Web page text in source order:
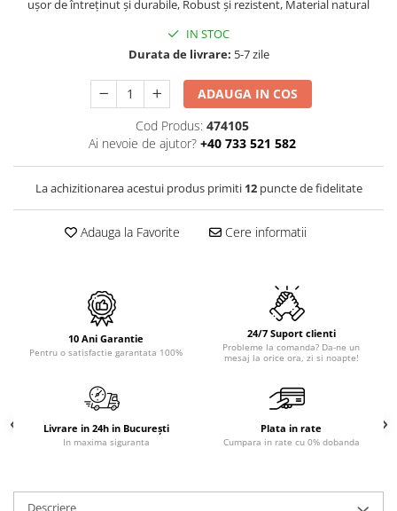
QUADRIX COMPOZIT
SETURI CHIUVETA DE BUCATARIE SI
SITE / COSURI INOX
Mixere și blendere
Sisteme pentru apa pură
ușor de întreținut și durabile, Robust și rezistent, Material natural
IN STOC
Durata de livrare: 5-7 zile
ADAUGA IN COS
Cod Produs: 474105
Ai nevoie de ajutor? +40 733 521 582
La achizitionarea acestui produs primiti 12puncte de fidelitate
Adauga la Favorite Cere informatii
10 Ani Garantie
Pentru o satisfactie garantata 100%
24/7 Suport clienti
Probleme la comanda? Da-ne un
mesaj la orice ora, zi si noapte!
Livrare in 24h in București
In maxima siguranta
Plata in rate
Cumpara in rate cu 0% dobanda
Descriere